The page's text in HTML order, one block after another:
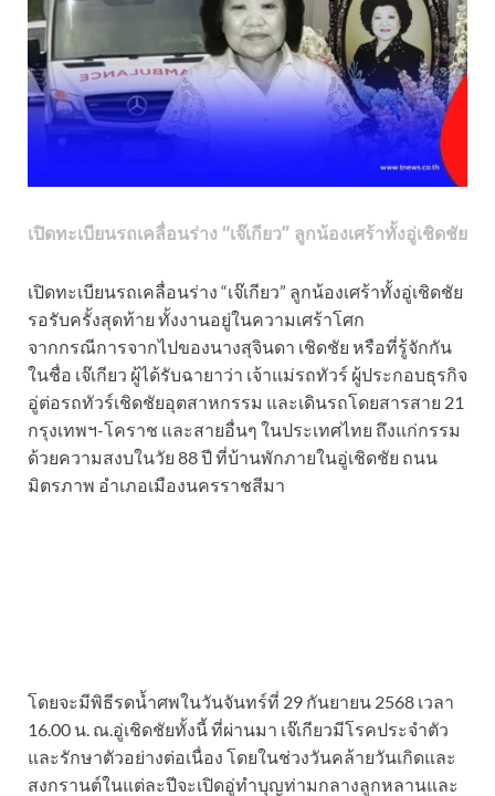
เปิดทะเบียนรถเคลื่อนร่าง “เจ๊เกียว” ลูกน้องเศร้าทั้งอู่เชิดชัย
เปิดทะเบียนรถเคลื่อนร่าง “เจ๊เกียว” ลูกน้องเศร้าทั้งอู่เชิดชัย
รอรับครั้งสุดท้าย ทั้งงานอยู่ในความเศร้าโศก
จากกรณีการจากไปของนางสุจินดา เชิดชัย หรือที่รู้จักกัน
ในชื่อ เจ๊เกียว ผู้ได้รับฉายาว่า เจ้าแม่รถทัวร์ ผู้ประกอบธุรกิจ
อู่ต่อรถทัวร์เชิดชัยอุตสาหกรรม และเดินรถโดยสารสาย 21
กรุงเทพฯ-โคราช และสายอื่นๆ ในประเทศไทย ถึงแก่กรรม
ด้วยความสงบในวัย 88 ปี ที่บ้านพักภายในอู่เชิดชัย ถนน
มิตรภาพ อำเภอเมืองนครราชสีมา
โดยจะมีพิธีรดน้ำศพในวันจันทร์ที่ 29 กันยายน 2568 เวลา
16.00 น. ณ.อู่เชิดชัยทั้งนี้ ที่ผ่านมา เจ๊เกียวมีโรคประจำตัว
และรักษาตัวอย่างต่อเนื่อง โดยในช่วงวันคล้ายวันเกิดและ
สงกรานต์ในแต่ละปีจะเปิดอู่ทำบุญท่ามกลางลูกหลานและ